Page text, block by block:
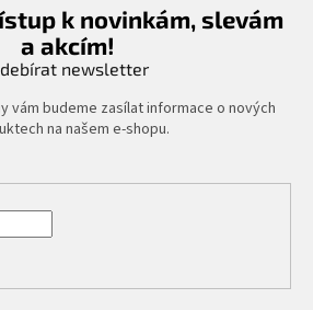
k novinkám, slevám
a akcím!
newsletter
vám budeme zasílat informace o nových
na našem e-shopu.